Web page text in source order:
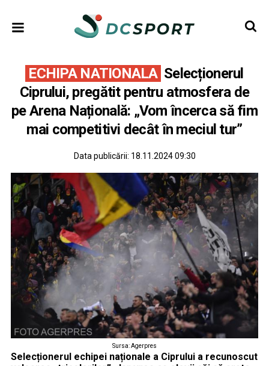
ECHIPA NATIONALA Selecționerul
Ciprului, pregătit pentru atmosfera de
pe Arena Națională: „Vom încerca să fim
mai competitivi decât în meciul tur”
Data publicării: 18.11.2024 09:30
Sursa: Agerpres
Selecționerul echipei naționale a Ciprului a recunoscut